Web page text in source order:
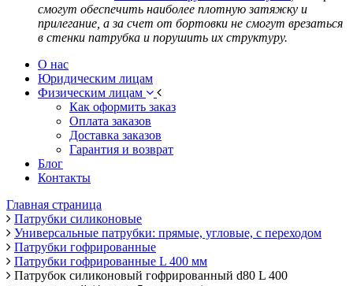
смогут обеспечить наиболее плотную затяжку и
прилегание, а за счет от бортовки не смогут врезаться
в стенки патрубка и порушить их структуру.
О нас
Юридическим лицам
Физическим лицам
Как оформить заказ
Оплата заказов
Доставка заказов
Гарантия и возврат
Блог
Контакты
Главная страница
Патрубки силиконовые
Универсальные патрубки: прямые, угловые, с переходом
Патрубки гофрированные
Патрубки гофрированные L 400 мм
Патрубок силиконовый гофрированный d80 L 400